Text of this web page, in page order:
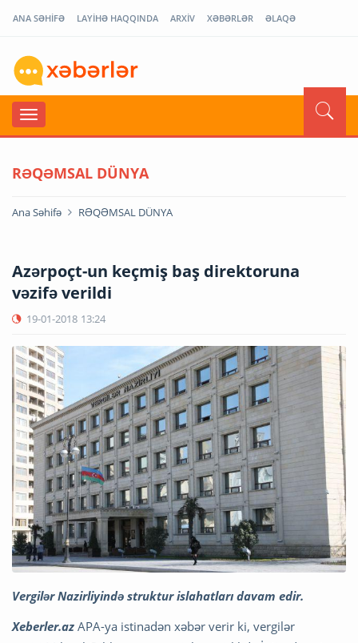
ANA SƏHİFƏ LAYİHƏ HAQQINDA ARXİV XƏBƏRLƏR ƏLAQƏ
RƏQƏMSAL DÜNYA
Ana Səhifə RƏQƏMSAL DÜNYA
Azərpoçt-un keçmiş baş direktoruna
vəzifə verildi
19-01-2018 13:24
Vergilər Nazirliyində struktur islahatları davam edir.
Xeberler.az APA-ya istinadən xəbər verir ki, vergilər